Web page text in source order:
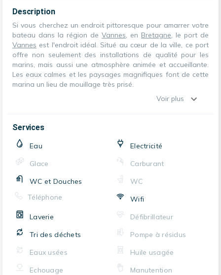
Description
Si vous cherchez un endroit pittoresque pour amarrer votre
bateau dans la région de Vannes, en Bretagne, le port de
Vannes est l'endroit idéal. Situé au cœur de la ville, ce port
offre non seulement des installations de qualité pour les
marins, mais aussi une atmosphère animée et accueillante.
Les eaux calmes et les paysages magnifiques font de cette
marina un lieu de mouillage très prisé.
Voir plus
Services
Eau
Electricité
Glace
Carburant
WC et Douches
WC
Téléphone
Wifi
Laverie
Défibrillateur
Tri des déchets
Pompe à résidus
Eaux usées
Huile usagée
Echouage
Manutention